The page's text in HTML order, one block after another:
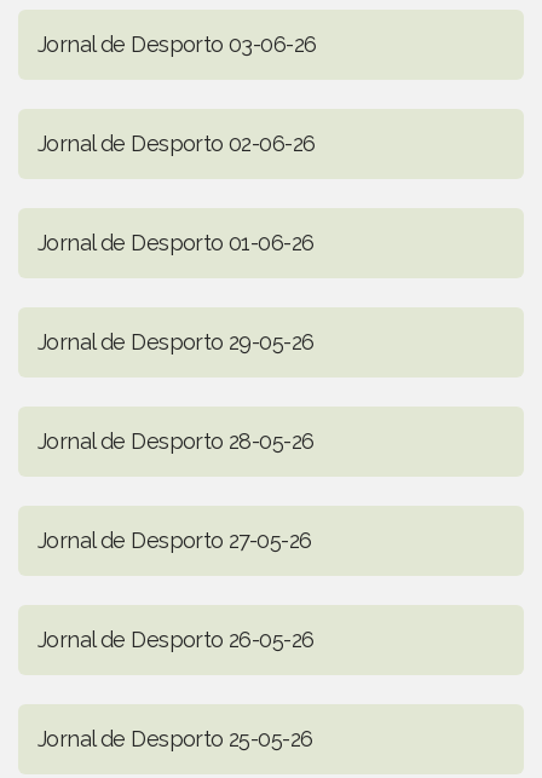
Jornal de Desporto 03-06-26
Jornal de Desporto 02-06-26
Jornal de Desporto 01-06-26
Jornal de Desporto 29-05-26
Jornal de Desporto 28-05-26
Jornal de Desporto 27-05-26
Jornal de Desporto 26-05-26
Jornal de Desporto 25-05-26